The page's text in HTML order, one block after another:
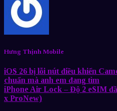
Hưng Thịnh Mobile
iOS 26 bị lỗi nút điều khiển
chuẩn mà anh em đang tìm
iPhone Air Lock – Độ 2 eSIM
x ProNew)